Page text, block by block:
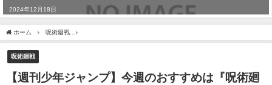
2024年12月18日
ホーム 呪術廻戦
呪術廻戦
【週刊少年ジャンプ】今週のおすすめは『呪術廻